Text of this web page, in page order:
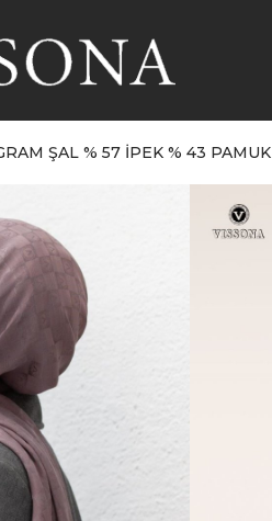
ŞAL % 57 İPEK % 43 PAMUK